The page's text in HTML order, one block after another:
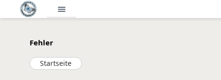
menu
Fehler
Startseite